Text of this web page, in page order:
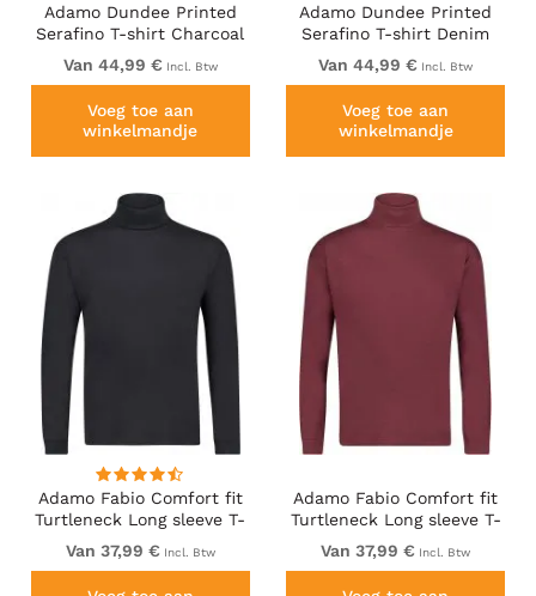
Adamo Dundee Printed
Serafino T-shirt Charcoal
Van 44,99 € Incl. Btw
Voeg toe aan
winkelmandje
Adamo Dundee Printed
Serafino T-shirt Denim
Blue
Van 44,99 € Incl. Btw
Voeg toe aan
winkelmandje
Adamo Fabio Comfort fit
Turtleneck Long sleeve T-
shirt Black
Van 37,99 € Incl. Btw
Adamo Fabio Comfort fit
Turtleneck Long sleeve T-
shirt Burgundy
Van 37,99 € Incl. Btw